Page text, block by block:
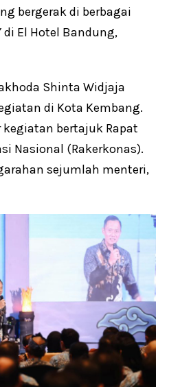
bergerak di berbagai
di El Hotel Bandung,
Shinta Widjaja
di Kota Kembang.
bertajuk Rapat
Nasional (Rakerkonas).
sejumlah menteri,